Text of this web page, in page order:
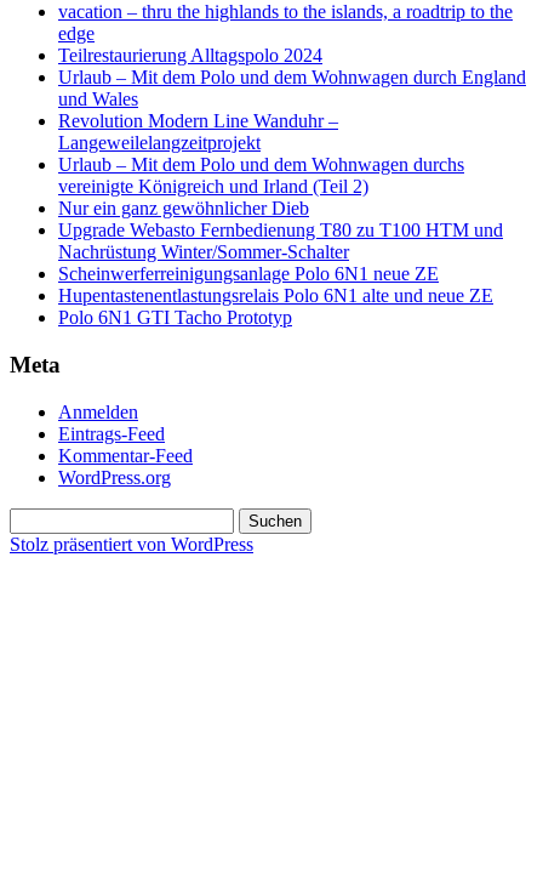
vacation – thru the highlands to the islands, a roadtrip to the
edge
Teilrestaurierung Alltagspolo 2024
Urlaub – Mit dem Polo und dem Wohnwagen durch England
und Wales
Revolution Modern Line Wanduhr –
Langeweilelangzeitprojekt
Urlaub – Mit dem Polo und dem Wohnwagen durchs
vereinigte Königreich und Irland (Teil 2)
Nur ein ganz gewöhnlicher Dieb
Upgrade Webasto Fernbedienung T80 zu T100 HTM und
Nachrüstung Winter/Sommer-Schalter
Scheinwerferreinigungsanlage Polo 6N1 neue ZE
Hupentastenentlastungsrelais Polo 6N1 alte und neue ZE
Polo 6N1 GTI Tacho Prototyp
Meta
Anmelden
Eintrags-Feed
Kommentar-Feed
WordPress.org
nach:
Stolz präsentiert von WordPress